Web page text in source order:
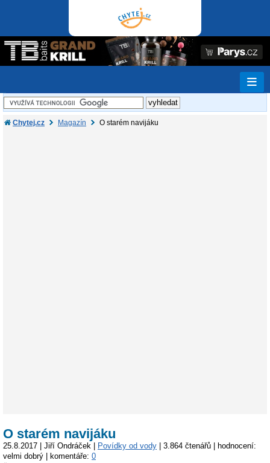
Chytej.cz Magazín O starém navijáku
O starém navijáku
25.8.2017 | Jiří Ondráček | Povídky od vody | 3.864 čtenářů | hodnocení:
velmi dobrý | komentáře: 0